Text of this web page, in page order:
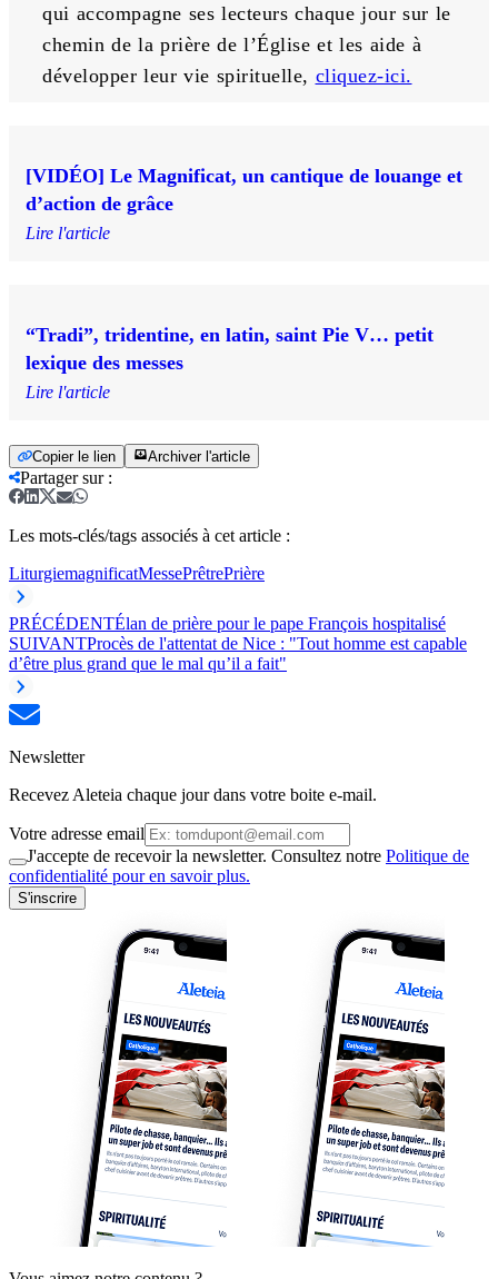
qui accompagne ses lecteurs chaque jour sur le
chemin de la prière de l’Église et les aide à
développer leur vie spirituelle, cliquez-ici.
[VIDÉO] Le Magnificat, un cantique de louange et
d’action de grâce
Lire l'article
“Tradi”, tridentine, en latin, saint Pie V… petit
lexique des messes
Lire l'article
Copier le lien Archiver l'article
Partager sur:
Les mots-clés/tags associés à cet article :
LiturgiemagnificatMessePrêtrePrière
PRÉCÉDENTÉlan de prière pour le pape François hospitalisé
SUIVANTProcès de l'attentat de Nice : "Tout homme est capable
d’être plus grand que le mal qu’il a fait"
Newsletter
Recevez Aleteia chaque jour dans votre boite e-mail.
Votre adresse email
J'accepte de recevoir la newsletter. Consultez notre Politique de
confidentialité pour en savoir plus.
S'inscrire